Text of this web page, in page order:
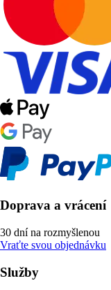
Doprava a vrácení
30 dní na rozmyšlenou
Vraťte svou objednávku
Služby